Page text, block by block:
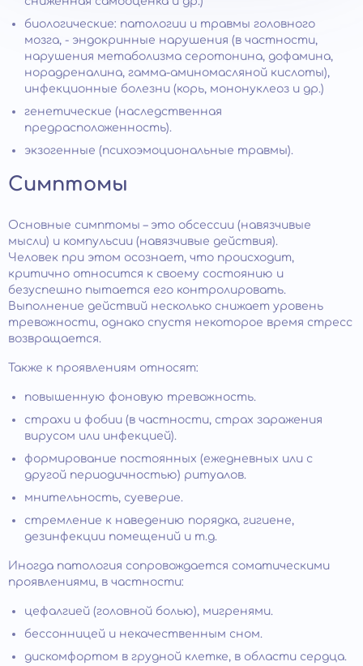
биологические: патологии и травмы головного
мозга, - эндокринные нарушения (в частности,
нарушения метаболизма серотонина, дофамина,
норадреналина, гамма-аминомасляной кислоты),
инфекционные болезни (корь, мононуклеоз и др.)
генетические (наследственная
предрасположенность).
экзогенные (психоэмоциональные травмы).
Симптомы
Основные симптомы – это обсессии (навязчивые
мысли) и компульсии (навязчивые действия).
Человек при этом осознает, что происходит,
критично относится к своему состоянию и
безуспешно пытается его контролировать.
Выполнение действий несколько снижает уровень
тревожности, однако спустя некоторое время стресс
возвращается.
Также к проявлениям относят:
повышенную фоновую тревожность.
страхи и фобии (в частности, страх заражения
вирусом или инфекцией).
формирование постоянных (ежедневных или с
другой периодичностью) ритуалов.
мнительность, суеверие.
стремление к наведению порядка, гигиене,
дезинфекции помещений и т.д.
Иногда патология сопровождается соматическими
проявлениями, в частности:
цефалгией (головной болью), мигренями.
бессонницей и некачественным сном.
дискомфортом в грудной клетке, в области сердца.